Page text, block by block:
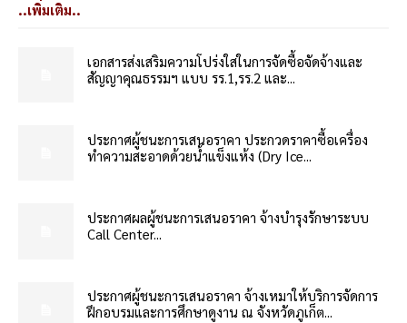
..เพิ่มเติม..
เอกสารส่งเสริมความโปร่งใสในการจัดซื้อจัดจ้างและ
สัญญาคุณธรรมฯ แบบ รร.1,รร.2 และ...
ประกาศผู้ชนะการเสนอราคา ประกวดราคาซื้อเครื่อง
ทำความสะอาดด้วยน้ำแข็งแห้ง (Dry Ice...
ประกาศผลผู้ชนะการเสนอราคา จ้างบำรุงรักษาระบบ
Call Center...
ประกาศผู้ชนะการเสนอราคา จ้างเหมาให้บริการจัดการ
ฝึกอบรมและการศึกษาดูงาน ณ จังหวัดภูเก็ต...